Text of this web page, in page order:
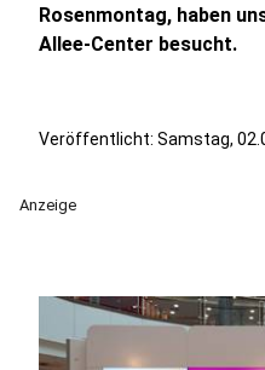
Rosenmontag, haben
Allee-Center besucht.
Veröffentlicht: Samstag,
Anzeige